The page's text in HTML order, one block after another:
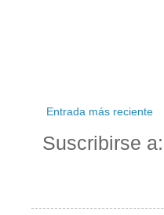
Entrada más reciente
Suscribirse a: